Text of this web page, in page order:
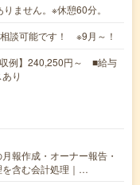
ません。※休憩60分。
談可能です！ ※9月～！
例】240,250円～ ■給与
り
報作成・オーナー報告・
を含む会計処理｜…